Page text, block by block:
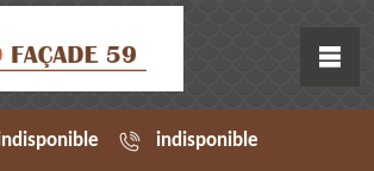
indisponible